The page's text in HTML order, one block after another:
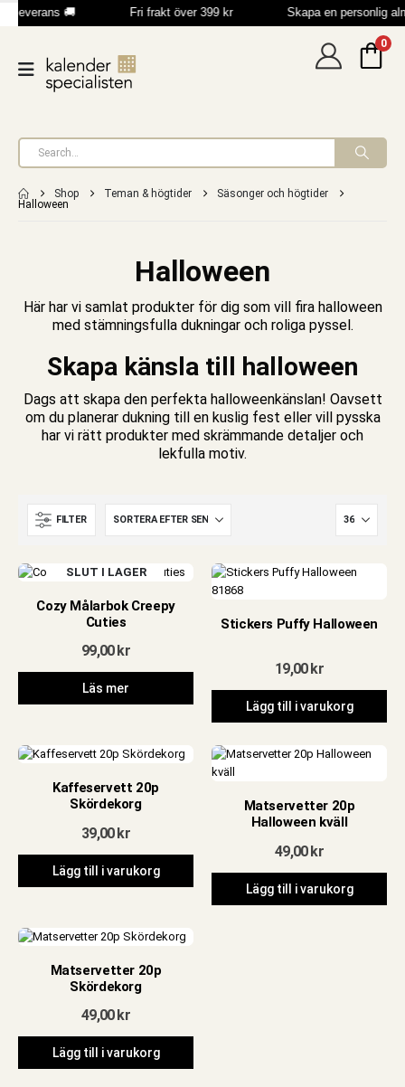
leverans 🚚 Fri frakt över 399 kr Skapa en personlig
0
Shop Teman & högtider
Säsonger och högtider
Halloween
Halloween
Här har vi samlat produkter för dig som vill fira halloween
med stämningsfulla dukningar och roliga pyssel.
Skapa känsla till halloween
Dags att skapa den perfekta halloweenkänslan! Oavsett
om du planerar dukning till en kuslig fest eller vill pysska
har vi rätt produkter med skrämmande detaljer och
lekfulla motiv.
FILTER
SLUT I LAGER
Cozy Målarbok Creepy
Cuties
99,00kr
Läs mer
Stickers Puffy Halloween
19,00kr
Lägg till i varukorg
Kaffeservett 20p
Skördekorg
39,00kr
Lägg till i varukorg
Matservetter 20p
Halloween kväll
49,00kr
Lägg till i varukorg
Matservetter 20p
Skördekorg
49,00kr
Lägg till i varukorg